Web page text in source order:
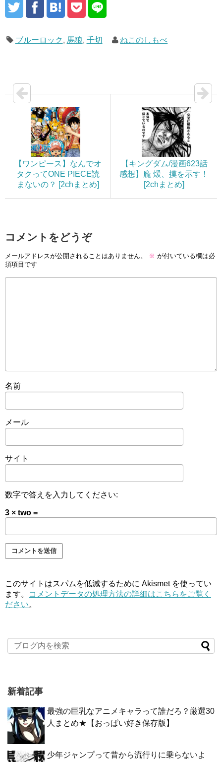
ブルーロック , 馬狼, 千切 ねこのしもべ
【ワンピース】なんでオ
タクってONE PIECE読
まないの？ [2chまとめ]
【キングダム/漫画623話
感想】龐 煖、摸を示す！
[2chまとめ]
コメントをどうぞ
メールアドレスが公開されることはありません。 ※ が付いている欄は必
須項目です
名前
メール
サイト
数字で答えを入力してください:
3 × two =
このサイトはスパムを低減するために Akismet を使ってい
ます。
コメントデータの処理方法の詳細はこちらをご覧く
ださい。
新着記事
最強の巨乳なアニメキャラって誰だろ？厳選30
人まとめ★【おっぱい好き保存版】
少年ジャンプって昔から流行りに乗らないよ